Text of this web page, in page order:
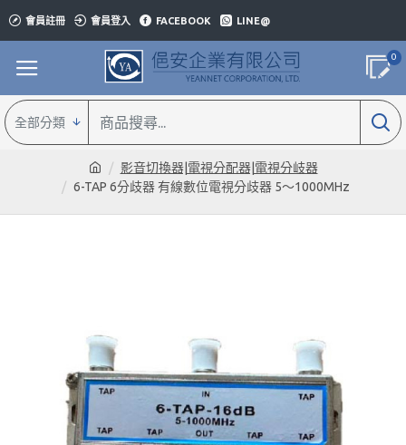
會員註冊 會員登入 FACEBOOK LINE@
0
全部分類
影音切換器|電視分配器|電視分岐器
6-TAP 6分歧器 有線數位電視分歧器 5～1000MHz